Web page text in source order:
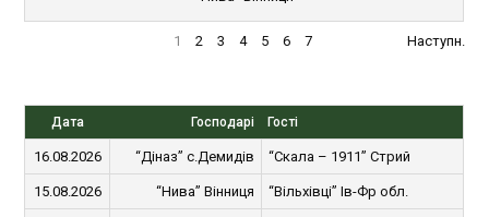
1 2 3 4 5 6 7 Наступн.
Дата Господарі Гості
16.08.2026 “Діназ” с.Демидів “Скала – 1911” Стрий
15.08.2026 “Нива” Вінниця “Вільхівці” Ів-Фр обл.